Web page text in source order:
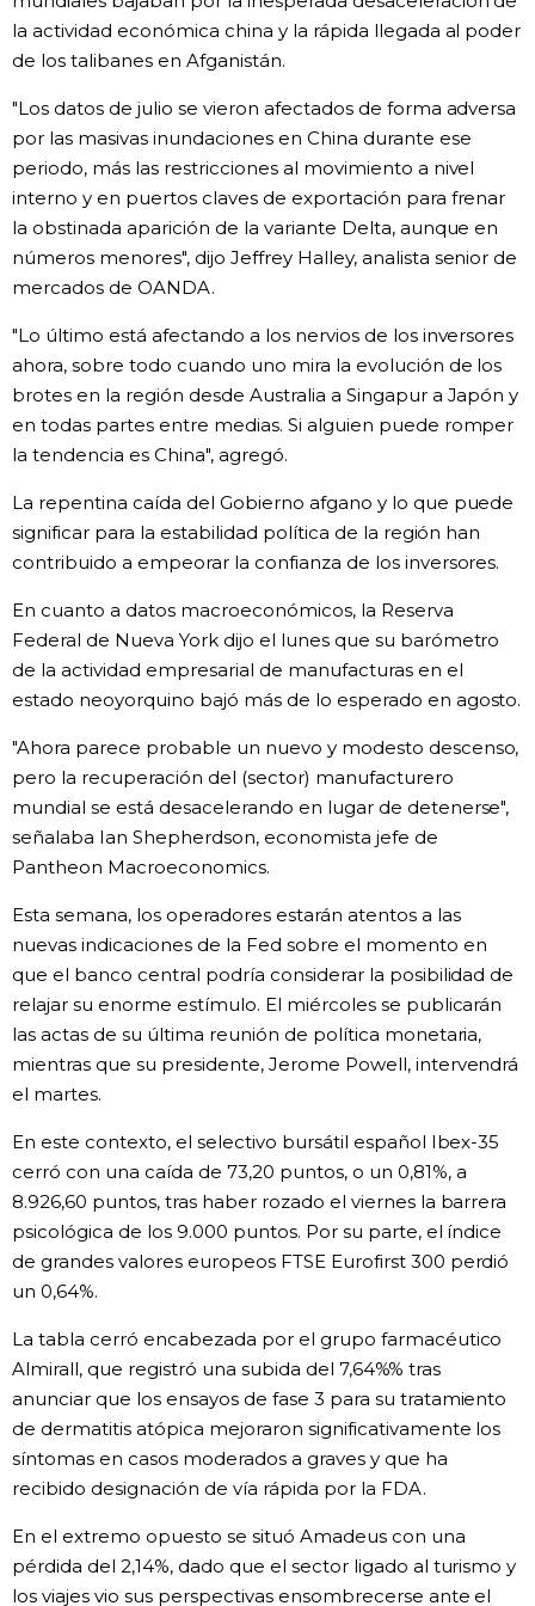
Gente
Blog
Tokio
Avisos
la actividad económica china y la rápida llegada al poder
de los talibanes en Afganistán.
"Los datos de julio se vieron afectados de forma adversa
por las masivas inundaciones en China durante ese
periodo, más las restricciones al movimiento a nivel
interno y en puertos claves de exportación para frenar
la obstinada aparición de la variante Delta, aunque en
números menores", dijo Jeffrey Halley, analista senior de
mercados de OANDA.
"Lo último está afectando a los nervios de los inversores
ahora, sobre todo cuando uno mira la evolución de los
brotes en la región desde Australia a Singapur a Japón y
en todas partes entre medias. Si alguien puede romper
la tendencia es China", agregó.
La repentina caída del Gobierno afgano y lo que puede
significar para la estabilidad política de la región han
contribuido a empeorar la confianza de los inversores.
En cuanto a datos macroeconómicos, la Reserva
Federal de Nueva York dijo el lunes que su barómetro
de la actividad empresarial de manufacturas en el
estado neoyorquino bajó más de lo esperado en agosto.
"Ahora parece probable un nuevo y modesto descenso,
pero la recuperación del (sector) manufacturero
mundial se está desacelerando en lugar de detenerse",
señalaba Ian Shepherdson, economista jefe de
Pantheon Macroeconomics.
Esta semana, los operadores estarán atentos a las
nuevas indicaciones de la Fed sobre el momento en
que el banco central podría considerar la posibilidad de
relajar su enorme estímulo. El miércoles se publicarán
las actas de su última reunión de política monetaria,
mientras que su presidente, Jerome Powell, intervendrá
el martes.
En este contexto, el selectivo bursátil español Ibex-35
cerró con una caída de 73,20 puntos, o un 0,81%, a
8.926,60 puntos, tras haber rozado el viernes la barrera
psicológica de los 9.000 puntos. Por su parte, el índice
de grandes valores europeos FTSE Eurofirst 300 perdió
un 0,64%.
La tabla cerró encabezada por el grupo farmacéutico
Almirall, que registró una subida del 7,64%% tras
anunciar que los ensayos de fase 3 para su tratamiento
de dermatitis atópica mejoraron significativamente los
síntomas en casos moderados a graves y que ha
recibido designación de vía rápida por la FDA.
En el extremo opuesto se situó Amadeus con una
pérdida del 2,14%, dado que el sector ligado al turismo y
los viajes vio sus perspectivas ensombrecerse ante el